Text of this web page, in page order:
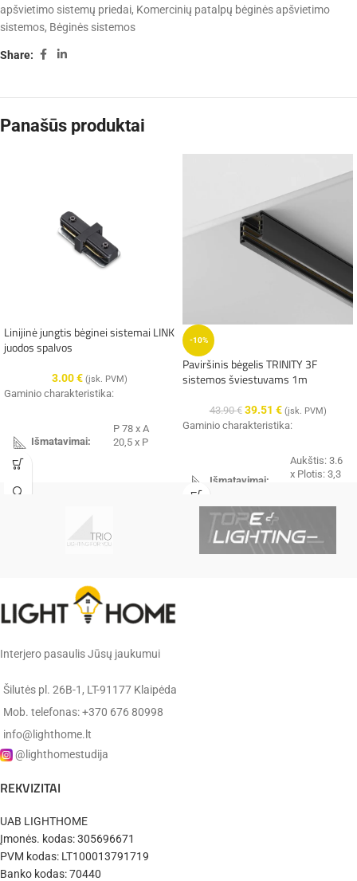
apšvietimo sistemų priedai, Komercinių patalpų bėginės apšvietimo
sistemos, Bėginės sistemos
Share:
Panašūs produktai
Linijinė jungtis bėginei sistemai LINK
juodos spalvos
3.00€ (įsk. PVM)
Gaminio charakteristika:
Išmatavimai:
P 78 x A
20,5 x P
Hermetiškumas:
Medžiaga: aliuminis
Ideal Lux
✔️Pristatysime per 9-12 d.d.
-10%
Paviršinis bėgelis TRINITY 3F
sistemos šviestuvams 1m
43.90€ 39.51 € (įsk. PVM)
Gaminio charakteristika:
Išmatavimai:
Aukštis: 3.6
x Plotis: 3,3
Garantija 2 metai
Interjero pasaulis Jūsų jaukumui
Šilutės pl. 26B-1, LT-91177 Klaipėda
Mob. telefonas: +370 676 80998
info@lighthome.lt
@lighthomestudija
REKVIZITAI
UAB LIGHTHOME
Įmonės. kodas: 305696671
PVM kodas: LT100013791719
Banko kodas: 70440